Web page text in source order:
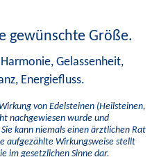
gewünschte Größe.
Gelassenheit,
Energiefluss.
von Edelsteinen (Heilsteinen,
nachgewiesen wurde und
kann niemals einen ärztlichen Rat
aufgezählte Wirkungsweise stellt
im gesetzlichen Sinne dar.